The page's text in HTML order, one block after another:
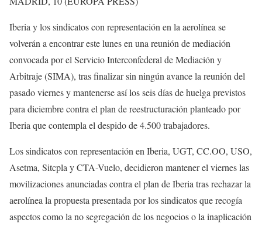
Iberia y los sindicatos con representación en la aerolínea se
volverán a encontrar este lunes en una reunión de mediación
convocada por el Servicio Interconfederal de Mediación y
Arbitraje (SIMA), tras finalizar sin ningún avance la reunión del
pasado viernes y mantenerse así los seis días de huelga previstos
para diciembre contra el plan de reestructuración planteado por
Iberia que contempla el despido de 4.500 trabajadores.
Los sindicatos con representación en Iberia, UGT, CC.OO, USO,
Asetma, Sitcpla y CTA-Vuelo, decidieron mantener el viernes las
movilizaciones anunciadas contra el plan de Iberia tras rechazar la
aerolínea la propuesta presentada por los sindicatos que recogía
aspectos como la no segregación de los negocios o la inaplicación